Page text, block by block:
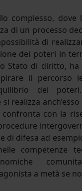
complesso, dove
di un processo
di
dei poteri in
Stato di diritto,
il percorso
dei
si realizza
con la
di difesa ad
competenze
a metà se